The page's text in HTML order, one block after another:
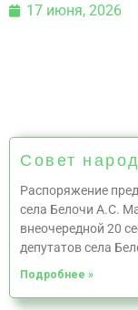
17 июня, 2026
Совет
Распоряжение
села Белочи А.С.
внеочередной 20
депутатов села
Подробнее »